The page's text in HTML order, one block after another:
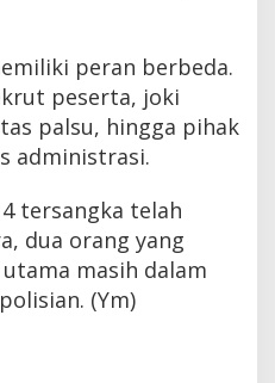
peran berbeda.
peserta, joki
palsu, hingga pihak
administrasi.
tersangka telah
dua orang yang
masih dalam
(Ym)